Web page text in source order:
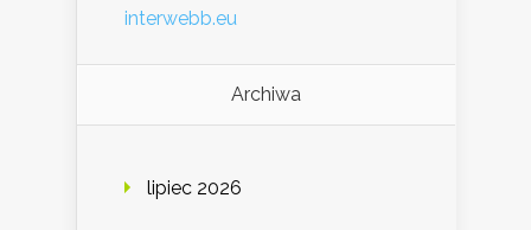
interwebb.eu
Archiwa
lipiec 2026